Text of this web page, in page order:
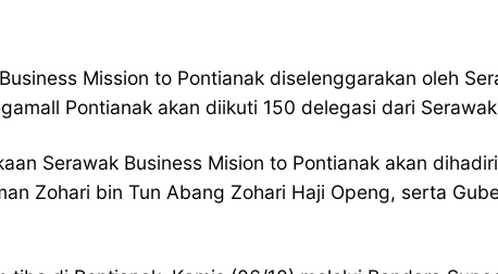
Mission to Pontianak diselenggarakan oleh
Pontianak akan diikuti 150 delegasi dari
Serawak Business Mision to Pontianak akan
Zohari bin Tun Abang Zohari Haji Openg, serta